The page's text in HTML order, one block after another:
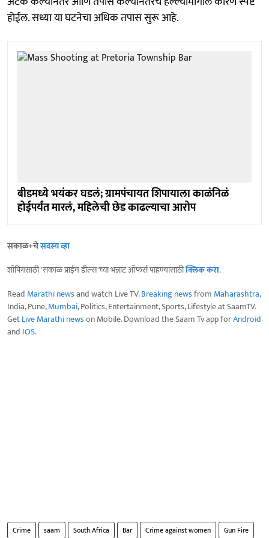
होईल. सध्या या घटनेचा अधिक तपास सुरू आहे.
बीडमध्ये भयंकर घडलं; ग्रामपंचायत शिपायाला काळंनिळं
होईपर्यंत मारलं, महिलेची छेड काढल्याचा आरोप
सकाळ+चेसदस्य व्हा
शॉपिंगसाठी 'सकाळ प्राईम डील्स'च्या भन्नाट ऑफर्स पाहण्यासाठीक्लिक करा.
Read Marathi newsand watch Live TV.Breaking newsfrom Maharashtra,
India, Pune,Mumbai, Politics, Entertainment, Sports, Lifestyle at SaamTV.
GetLive Marathi newson Mobile. Download the Saam Tv app forAndroid
and IOS.
Crime saam South Africa Bar Crime against women
Gun Fire